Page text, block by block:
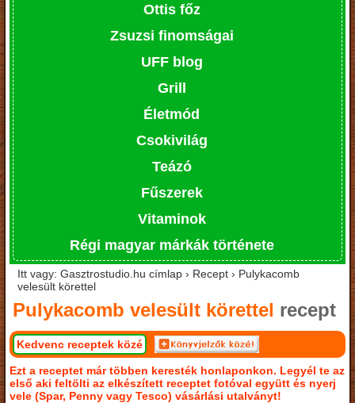
Ottis főz
Zsuzsi finomságai
UFF blog
Grill
Életmód
Csokivilág
Teázó
Fűszerek
Vitaminok
Régi magyar márkák története
Itt vagy: Gasztrostudio.hu címlap › Recept › Pulykacomb
velesült körettel
Pulykacomb velesült körettel recept
Kedvenc receptek közé
Ezt a receptet már többen keresték honlaponkon. Legyél te az
első aki feltölti az elkészített receptet fotóval együtt és nyerj
vele (Spar, Penny vagy Tesco) vásárlási utalványt!